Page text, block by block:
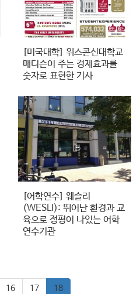
[미국대학] 위스콘신대학교
매디슨이 주는 경제효과를
숫자로 표현한 기사
[어학연수] 웨슬리
(WESLI): 뛰어난 환경과 교
육으로 정평이 나있는 어학
연수기관
16 17 18